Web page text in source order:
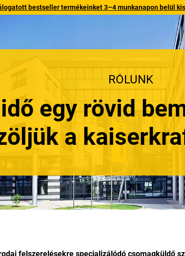
bestseller termékeinket 3–4 munkanapon belül
RÓLUNK
egy rövid
a
felszerelésekre specializálódó csomagküldő